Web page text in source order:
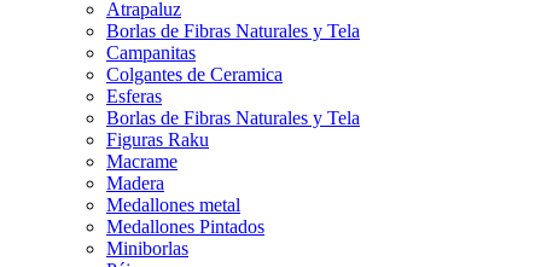
Atrapaluz
Borlas de Fibras Naturales y Tela
Campanitas
Colgantes de Ceramica
Esferas
Borlas de Fibras Naturales y Tela
Figuras Raku
Macrame
Madera
Medallones metal
Medallones Pintados
Miniborlas